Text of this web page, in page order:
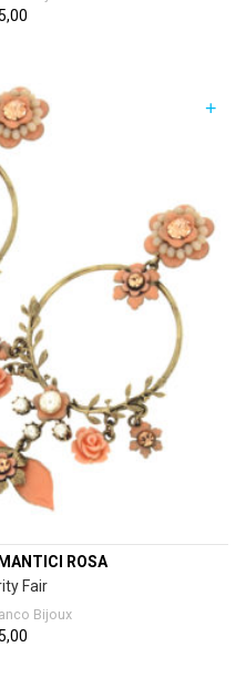
+
ROSA
Fair
Bijoux